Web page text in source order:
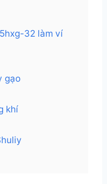
32 làm ví
gạo
khí